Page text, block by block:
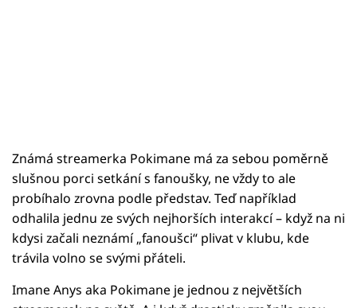
Známá streamerka Pokimane má za sebou poměrně
slušnou porci setkání s fanoušky, ne vždy to ale
probíhalo zrovna podle představ. Teď například
odhalila jednu ze svých nejhorších interakcí – když na ni
kdysi začali neznámí „fanoušci“ plivat v klubu, kde
trávila volno se svými přáteli.
Imane Anys aka Pokimane je jednou z největších